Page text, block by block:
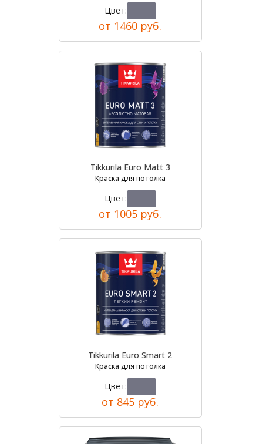
Цвет:
от 1460 руб.
Tikkurila Euro Matt 3
Краска для потолка
Цвет:
от 1005 руб.
Tikkurila Euro Smart 2
Краска для потолка
Цвет:
от 845 руб.